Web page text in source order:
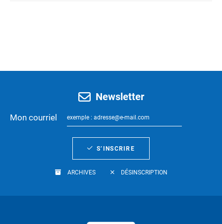
Newsletter
Mon courriel
S’INSCRIRE
ARCHIVES DÉSINSCRIPTION